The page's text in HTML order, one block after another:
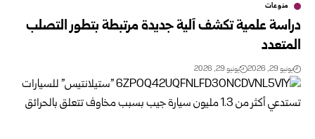
منوعات
دراسة علمية تكشف آلية جديدة مرتبطة بتطور التصلب
المتعدد
يونيو 29, 2026 يونيو 29, 2026